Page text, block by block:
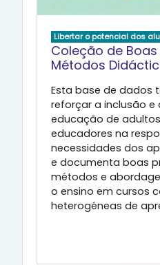
Libertar o potencial dos
Coleção de
Métodos
Esta base de dados
reforçar a inclusão e
educação de
educadores na
necessidades dos
e documenta boas
métodos e
o ensino em cursos
heterogéneas de